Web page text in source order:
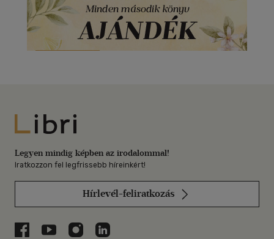
Libri
Legyen mindig képben az irodalommal!
Iratkozzon fel legfrissebb híreinkért!
Hírlevél-feliratkozás
Libri a Facebookon
Libri a Youtube-on
Libri az Instagramon
Libri a LinkedInen